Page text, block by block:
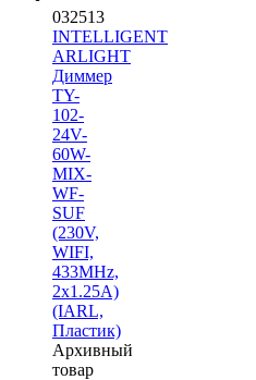
032513
INTELLIGENT
ARLIGHT
Диммер
TY-
102-
24V-
60W-
MIX-
WF-
SUF
(230V,
WIFI,
433MHz,
2x1.25A)
(IARL,
Пластик)
Архивный
товар